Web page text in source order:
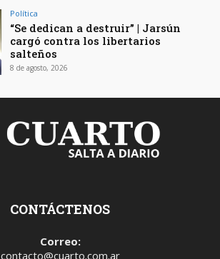
Política
“Se dedican a destruir” | Jarsún
cargó contra los libertarios
salteños
8 de agosto, 2026
CONTÁCTENOS
Correo:
contacto@cuarto.com.ar